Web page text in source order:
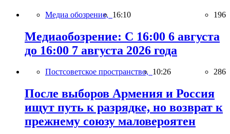
Медиа обозрение, 16:10 196
Медиаобозрение: С 16:00 6 августа
до 16:00 7 августа 2026 года
Постсоветское пространство, 10:26 286
После выборов Армения и Россия
ищут путь к разрядке, но возврат к
прежнему союзу маловероятен